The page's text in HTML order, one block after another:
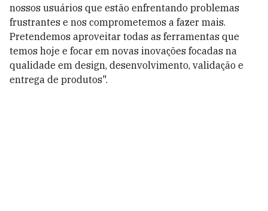
nossos usuários que estão enfrentando problemas
frustrantes e nos comprometemos a fazer mais.
Pretendemos aproveitar todas as ferramentas que
temos hoje e focar em novas inovações focadas na
qualidade em design, desenvolvimento, validação e
entrega de produtos".